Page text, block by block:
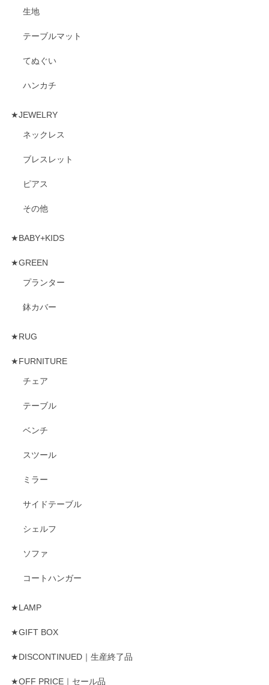
生地
テーブルマット
てぬぐい
ハンカチ
★JEWELRY
ネックレス
ブレスレット
ピアス
その他
★BABY+KIDS
★GREEN
プランター
鉢カバー
★RUG
★FURNITURE
チェア
テーブル
ベンチ
スツール
ミラー
サイドテーブル
シェルフ
ソファ
コートハンガー
★LAMP
★GIFT BOX
★DISCONTINUED｜生産終了品
★OFF PRICE｜セール品